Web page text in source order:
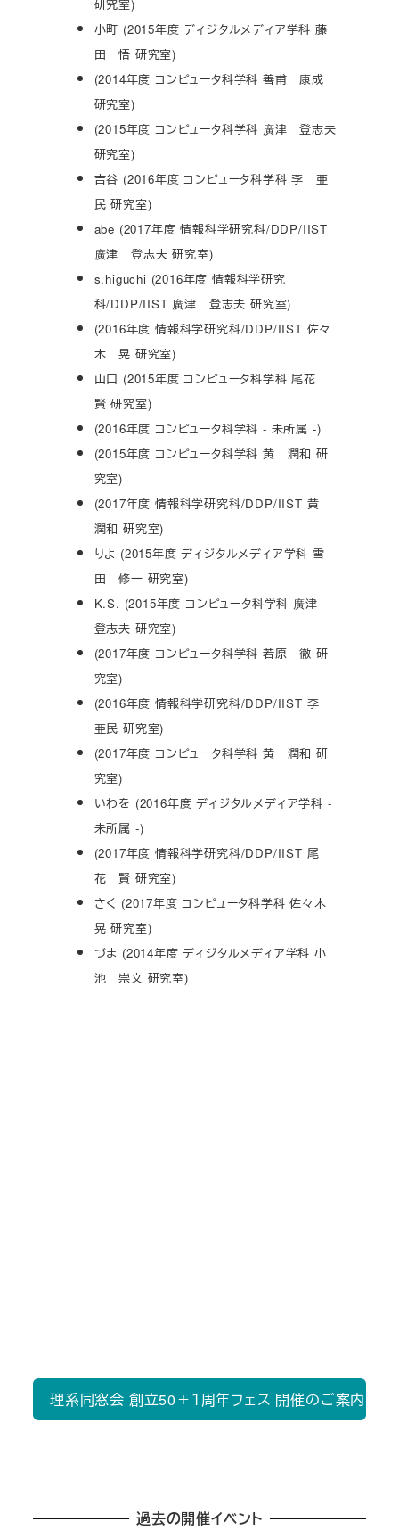
研究室)
小町 (2015年度 ディジタルメディア学科 藤
田 悟 研究室)
(2014年度 コンピュータ科学科 善甫 康成
研究室)
(2015年度 コンピュータ科学科 廣津 登志夫
研究室)
吉谷 (2016年度 コンピュータ科学科 李 亜
民 研究室)
abe (2017年度 情報科学研究科/DDP/IIST
廣津 登志夫 研究室)
s.higuchi (2016年度 情報科学研究
科/DDP/IIST 廣津 登志夫 研究室)
(2016年度 情報科学研究科/DDP/IIST 佐々
木 晃 研究室)
山口 (2015年度 コンピュータ科学科 尾花
賢 研究室)
(2016年度 コンピュータ科学科 - 未所属 -)
(2015年度 コンピュータ科学科 黄 潤和 研
究室)
(2017年度 情報科学研究科/DDP/IIST 黄
潤和 研究室)
りよ (2015年度 ディジタルメディア学科 雪
田 修一 研究室)
K.S. (2015年度 コンピュータ科学科 廣津
登志夫 研究室)
(2017年度 コンピュータ科学科 若原 徹 研
究室)
(2016年度 情報科学研究科/DDP/IIST 李
亜民 研究室)
(2017年度 コンピュータ科学科 黄 潤和 研
究室)
いわを (2016年度 ディジタルメディア学科 -
未所属 -)
(2017年度 情報科学研究科/DDP/IIST 尾
花 賢 研究室)
さく (2017年度 コンピュータ科学科 佐々木
晃 研究室)
づま (2014年度 ディジタルメディア学科 小
池 崇文 研究室)
理系同窓会 創立50＋１周年フェス 開催のご案内
過去の開催イベント